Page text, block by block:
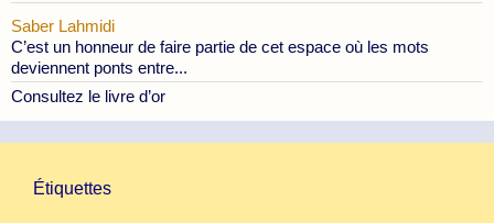
Saber Lahmidi
C’est un honneur de faire partie de cet espace où les mots
deviennent ponts entre...
Consultez le livre d’or
Étiquettes